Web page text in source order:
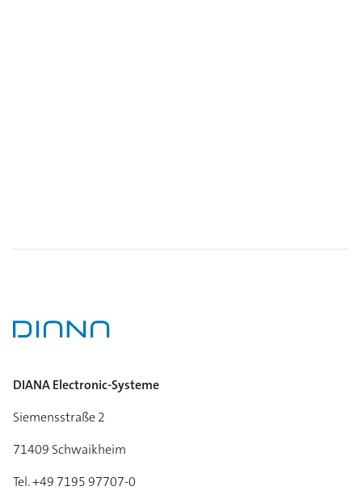
DIANA Electronic-Systeme
Siemensstraße 2
71409 Schwaikheim
Tel. +49 7195 97707-0